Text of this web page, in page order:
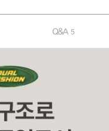
Q&A 5